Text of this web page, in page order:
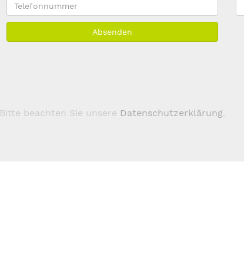
Telefonnummer
Absenden
Bitte beachten Sie unsere Datenschutzerklärung.